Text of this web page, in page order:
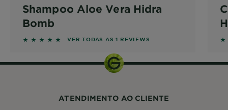
Shampoo Aloe Vera Hidra
Bomb
5 out of 5 stars based on reviews
VER TODAS AS 1 REVIEWS 5
ATENDIMENTO AO CLIENTE